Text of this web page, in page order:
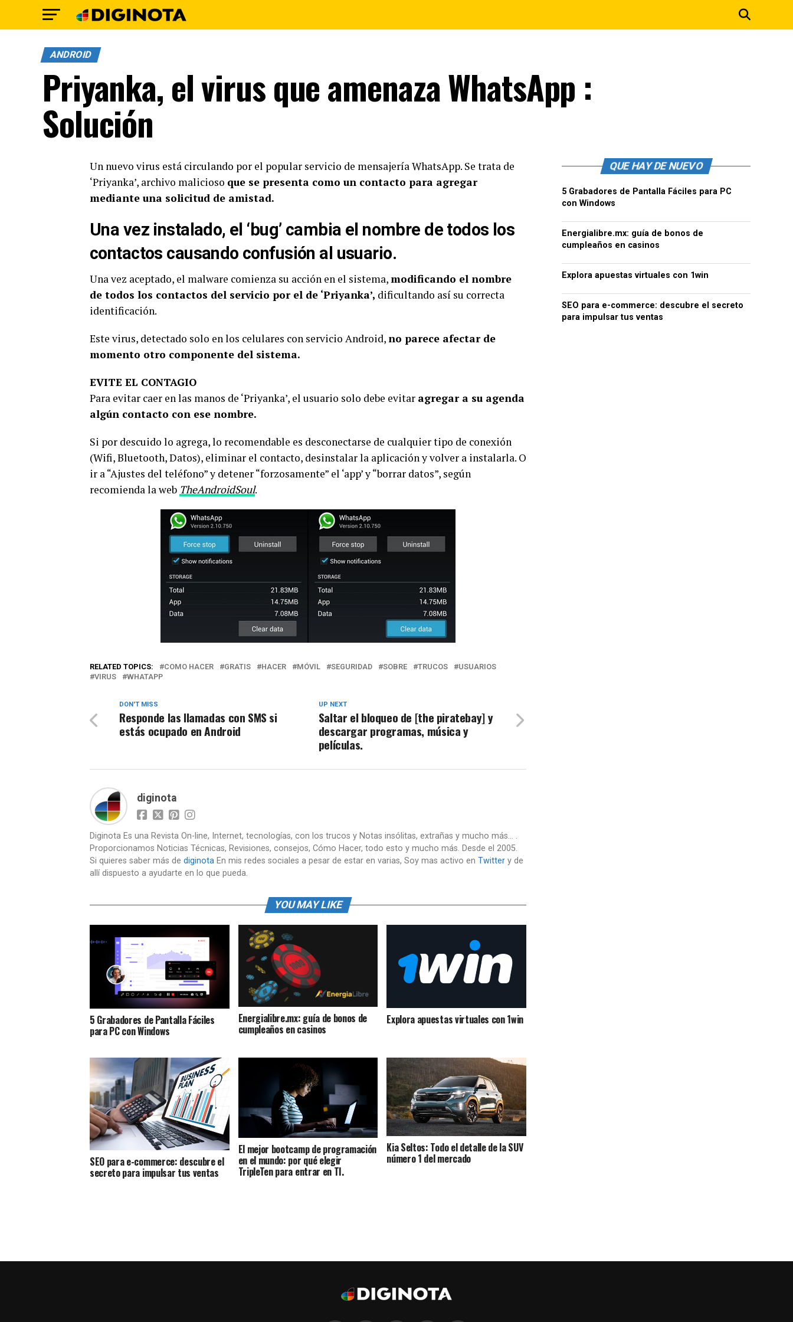
ANDROID
Priyanka, el virus que amenaza WhatsApp :
Solución
Un nuevo virus está circulando por el popular servicio de mensajería WhatsApp. Se trata de
‘Priyanka’, archivo malicioso que se presenta como un contacto para agregar
mediante una solicitud de amistad.
Una vez instalado, el ‘bug’ cambia el nombre de todos los
contactos causando confusión al usuario.
Una vez aceptado, el malware comienza su acción en el sistema,modificando el nombre
de todos los contactos del servicio por el de ‘Priyanka’, dificultando así su correcta
identificación.
Este virus, detectado solo en los celulares con servicio Android,no parece afectar de
momento otro componente del sistema.
EVITE EL CONTAGIO
Para evitar caer en las manos de ‘Priyanka’, el usuario solo debe evitar agregar a su agenda
algún contacto con ese nombre.
Si por descuido lo agrega, lo recomendable es desconectarse de cualquier tipo de conexión
(Wifi, Bluetooth, Datos), eliminar el contacto, desinstalar la aplicación y volver a instalarla. O
ir a “Ajustes del teléfono” y detener “forzosamente” el ‘app’ y “borrar datos”, según
recomienda la web TheAndroidSoul.
RELATED TOPICS: COMO HACER GRATIS HACER MÓVIL SEGURIDAD SOBRE TRUCOS
USUARIOS
VIRUS
WHATAPP
UP NEXT
Saltar el bloqueo de [the piratebay] y
descargar programas, música y
películas.
DON'T MISS
Responde las llamadas con SMS si
estás ocupado en Android
diginota
Diginota Es una Revista On-line, Internet, tecnologías, con los trucos y Notas insólitas, extrañas y mucho más... .
Proporcionamos Noticias Técnicas, Revisiones, consejos, Cómo Hacer, todo esto y mucho más. Desde el 2005.
Si quieres saber más de diginota En mis redes sociales a pesar de estar en varias, Soy mas activo en Twitter y de
allí dispuesto a ayudarte en lo que pueda.
YOU MAY LIKE
5 Grabadores de Pantalla Fáciles
para PC con Windows
Energialibre.mx: guía de bonos de
cumpleaños en casinos
Explora apuestas virtuales con 1win
SEO para e-commerce: descubre el
secreto para impulsar tus ventas
El mejor bootcamp de programación
en el mundo: por qué elegir
TripleTen para entrar en TI.
Kia Seltos: Todo el detalle de la SUV
número 1 del mercado
QUE HAY DE NUEVO
5 Grabadores de Pantalla Fáciles para PC
con Windows
Energialibre.mx: guía de bonos de
cumpleaños en casinos
Explora apuestas virtuales con 1win
SEO para e-commerce: descubre el secreto
para impulsar tus ventas